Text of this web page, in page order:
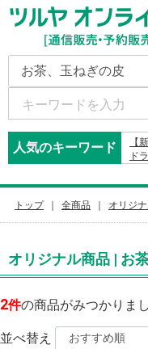
人気のキーワード 【
ド
トップ 全商品 オリジ
オリジナル商品 | お
2件の商品がみつかりまし
並べ替え